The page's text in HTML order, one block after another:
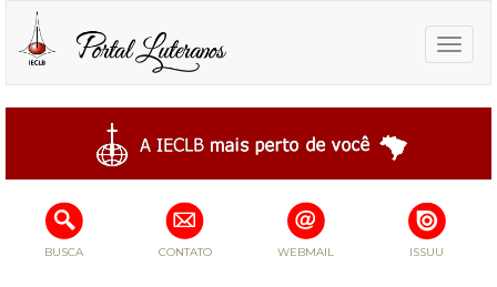
Toggle
BUSCA CONTATO WEBMAIL ISSUU